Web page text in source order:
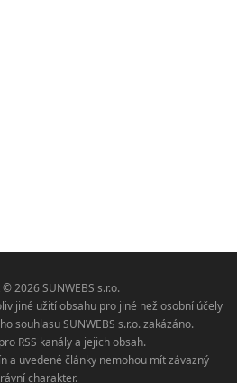
2026 SUNWEBS s.r.o.
jiné užití obsahu pro jiné než osobní účely
souhlasu SUNWEBS s.r.o. zakázáno.
RSS kanály a jejich obsah.
a uvedené články nemohou mít závazný
charakter.